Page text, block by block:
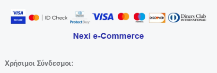
Χρήσιμοι Σύνδεσμοι: